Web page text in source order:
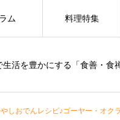
活を豊かにする「食善・食
ム 料理特集
しおでんレシピ♪ゴーヤー・オク